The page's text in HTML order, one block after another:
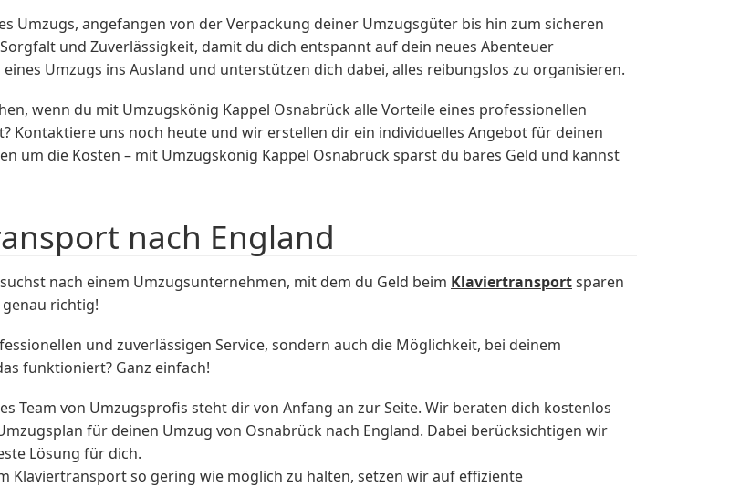
Umzugs, angefangen von der Verpackung deiner Umzugsgüter bis hin zum sicheren
und Zuverlässigkeit, damit du dich entspannt auf dein neues Abenteuer
Umzugs ins Ausland und unterstützen dich dabei, alles reibungslos zu organisieren.
wenn du mit Umzugskönig Kappel Osnabrück alle Vorteile eines professionellen
Kontaktiere uns noch heute und wir erstellen dir ein individuelles Angebot für deinen
um die Kosten – mit Umzugskönig Kappel Osnabrück sparst du bares Geld und kannst
nach England
nach einem Umzugsunternehmen, mit dem du Geld beim Klaviertransportsparen
richtig!
und zuverlässigen Service, sondern auch die Möglichkeit, bei deinem
funktioniert? Ganz einfach!
Team von Umzugsprofis steht dir von Anfang an zur Seite. Wir beraten dich kostenlos
für deinen Umzug von Osnabrück nach England. Dabei berücksichtigen wir
Lösung für dich.
Klaviertransport so gering wie möglich zu halten, setzen wir auf effiziente